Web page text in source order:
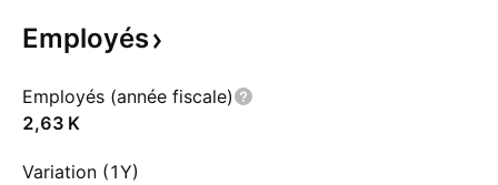
Employés
Employés (année fiscale)
‪2,63 K‬
Variation (1Y)